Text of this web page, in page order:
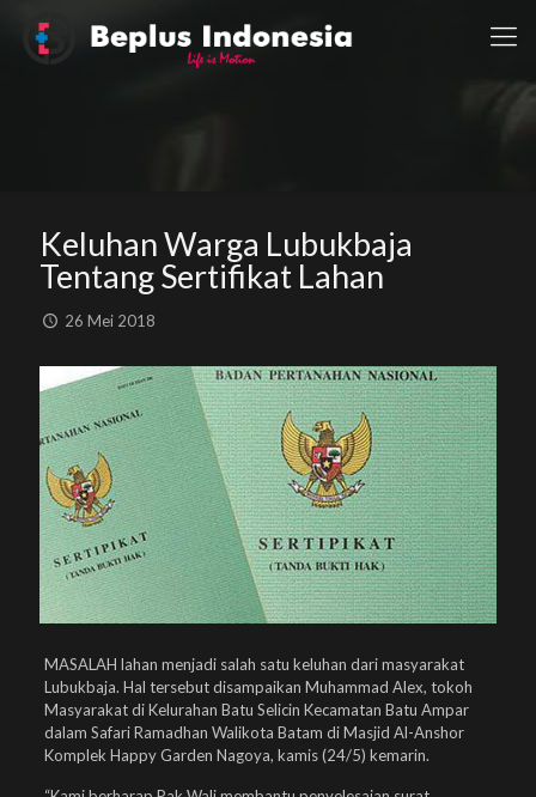
Keluhan Warga Lubukbaja
Tentang Sertifikat Lahan
26 Mei 2018
MASALAH lahan menjadi salah satu keluhan dari masyarakat
Lubukbaja. Hal tersebut disampaikan Muhammad Alex, tokoh
Masyarakat di Kelurahan Batu Selicin Kecamatan Batu Ampar
dalam Safari Ramadhan Walikota Batam di Masjid Al-Anshor
Komplek Happy Garden Nagoya, kamis (24/5) kemarin.